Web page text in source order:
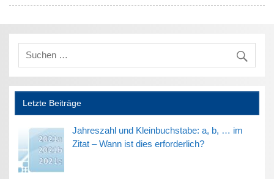
Letzte Beiträge
Jahreszahl und Kleinbuchstabe: a, b, … im
Zitat – Wann ist dies erforderlich?